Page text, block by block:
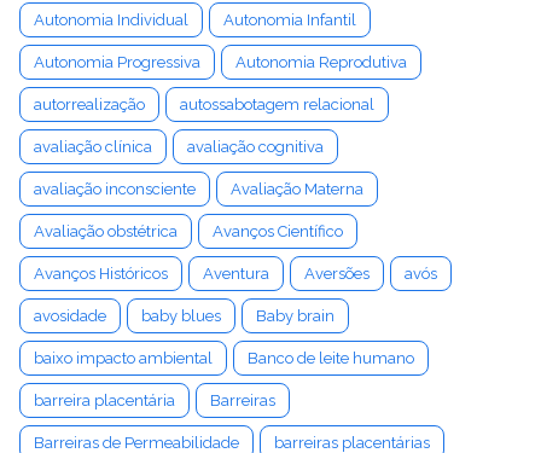
Autonomia Individual Autonomia Infantil
Autonomia Progressiva Autonomia Reprodutiva
autorrealização autossabotagem relacional
avaliação clínica avaliação cognitiva
avaliação inconsciente Avaliação Materna
Avaliação obstétrica Avanços Científico
Avanços Históricos Aventura Aversões avós
avosidade baby blues Baby brain
baixo impacto ambiental Banco de leite humano
barreira placentária Barreiras
Barreiras de Permeabilidade barreiras placentárias